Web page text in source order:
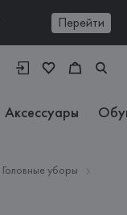
Перейти
Аксессуары
Головные уборы